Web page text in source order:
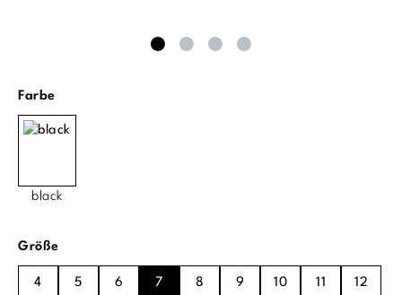
Farbeauswählen
black
Größeauswählen
4 5 6 7 8 9 10 11 12